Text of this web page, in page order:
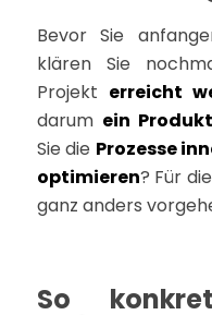
Bevor Sie
klären Sie
Projekt erreicht
darum ein
Sie die Prozesse
optimieren? Für
ganz anders
So